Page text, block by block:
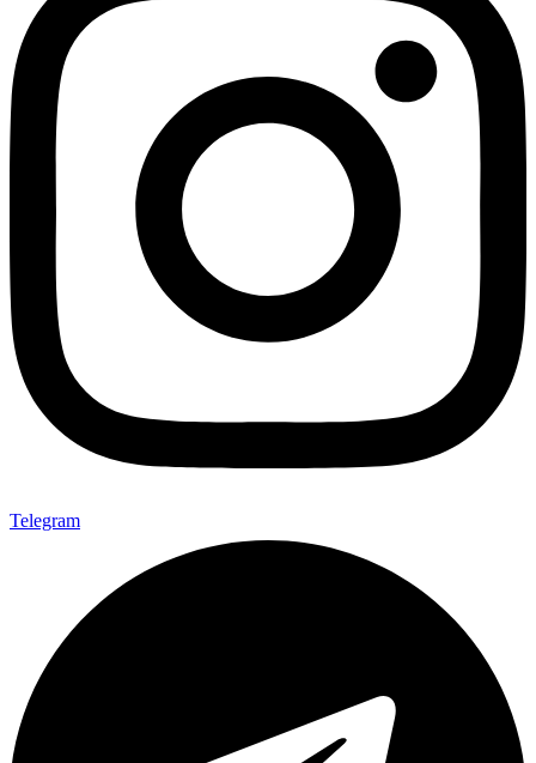
Telegram